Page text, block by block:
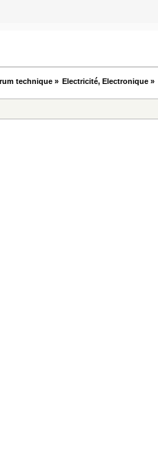
technique» Electricité, Electronique »